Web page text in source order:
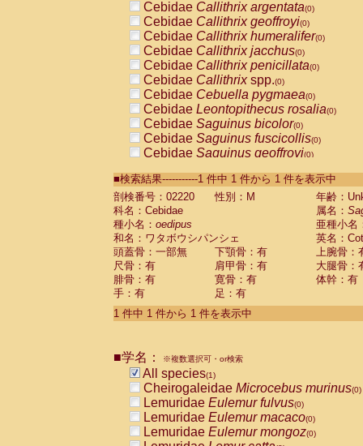
Cebidae Callithrix argentata(0)
Cebidae Callithrix geoffroyi(0)
Cebidae Callithrix humeralifer(0)
Cebidae Callithrix jacchus(0)
Cebidae Callithrix penicillata(0)
Cebidae Callithrixspp.(0)
Cebidae Cebuella pygmaea(0)
Cebidae Leontopithecus rosalia(0)
Cebidae Saguinus bicolor(0)
Cebidae Saguinus fuscicollis(0)
Cebidae Saguinus geoffroyi(0)
CebidaeSaguinus labiatus(0)
Cebidae Saguinus leucopus (0)
Cebidae
Cebidae
CebidaeSaguinus nigricollis (0)
Cebidae Saguinus oedipus
Cebidae Saguinus weddelli
Cebidae Saguinusspp.
Cebidae Aotus trivirgatus
Cebidae Cebus albifrons
CebidaeCebus nigrivittatus
CebidaeCebus
CebidaeSaimiri boliviensis(0)
CebidaeSaimiri sciureus(0)
AtelidaeAlouatta caraya(0)
AtelidaeAlouatta fusca(0)
■検索結果-----------1 件中 1 件から 1 件を表示中
剖検番号：02220
性別：M
年齢：
科名：Cebidae
属名：
種小名： oedipus
亜種小名
和名：ワタボウシパンシェ
英名：
頭蓋骨：一部無
下顎骨：有
上腕骨：
尺骨：有
肩甲骨：有
大腿骨：
腓骨：有
寛骨：有
体幹：有
手：有
足：有
1 件中 1 件から 1 件を表示中
■学名： ※複数選択可・or検索
All species(1)
Cheirogaleidae Microcebus murinus(0)
Lemuridae Eulemur fulvus(0)
Lemuridae Eulemur macaco(0)
Lemuridae Eulemur mongoz(0)